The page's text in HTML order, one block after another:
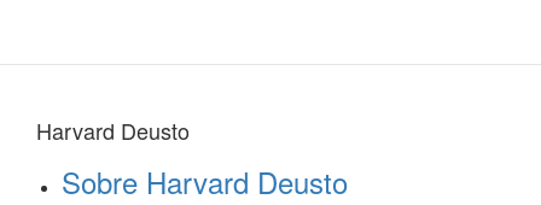
Harvard Deusto
Sobre Harvard Deusto